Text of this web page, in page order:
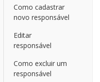
Como cadastrar
novo responsável
Editar
responsável
Como excluir um
responsável